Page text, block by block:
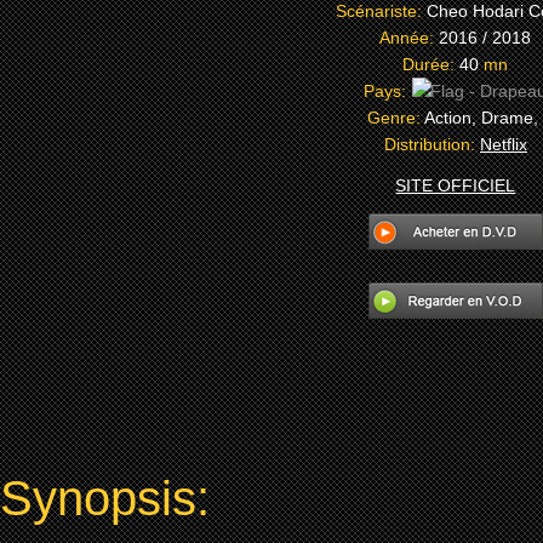
Scénariste:Cheo Hodari
Année:2016 / 2018
Durée:40mn
Pays:
Genre:Action, Drame,
Distribution:Netflix
SITE OFFICIEL
Synopsis: